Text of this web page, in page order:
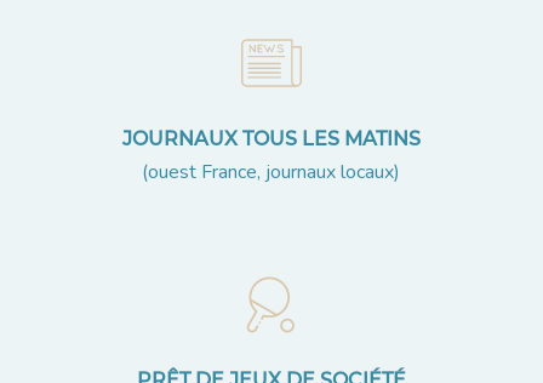
JOURNAUX TOUS LES MATINS
(ouest France, journaux locaux)